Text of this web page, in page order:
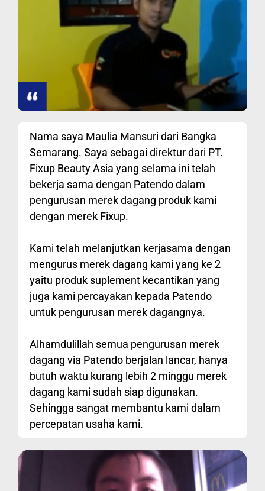
Nama saya Maulia Mansuri dari Bangka
Semarang. Saya sebagai direktur dari PT.
Fixup Beauty Asia yang selama ini telah
bekerja sama dengan Patendo dalam
pengurusan merek dagang produk kami
dengan merek Fixup.
Kami telah melanjutkan kerjasama dengan
mengurus merek dagang kami yang ke 2
yaitu produk suplement kecantikan yang
juga kami percayakan kepada Patendo
untuk pengurusan merek dagangnya.
Alhamdulillah semua pengurusan merek
dagang via Patendo berjalan lancar, hanya
butuh waktu kurang lebih 2 minggu merek
dagang kami sudah siap digunakan.
Sehingga sangat membantu kami dalam
percepatan usaha kami.